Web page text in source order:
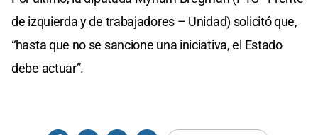
de izquierda y de trabajadores – Unidad) solicitó que,
“hasta que no se sancione una iniciativa, el Estado
debe actuar”.